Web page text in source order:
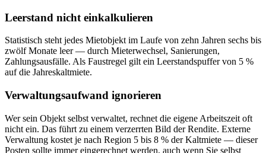
Leerstand nicht einkalkulieren
Statistisch steht jedes Mietobjekt im Laufe von zehn Jahren sechs bis
zwölf Monate leer — durch Mieterwechsel, Sanierungen,
Zahlungsausfälle. Als Faustregel gilt ein Leerstandspuffer von 5 %
auf die Jahreskaltmiete.
Verwaltungsaufwand ignorieren
Wer sein Objekt selbst verwaltet, rechnet die eigene Arbeitszeit oft
nicht ein. Das führt zu einem verzerrten Bild der Rendite. Externe
Verwaltung kostet je nach Region 5 bis 8 % der Kaltmiete — dieser
Posten sollte immer eingerechnet werden, auch wenn Sie selbst